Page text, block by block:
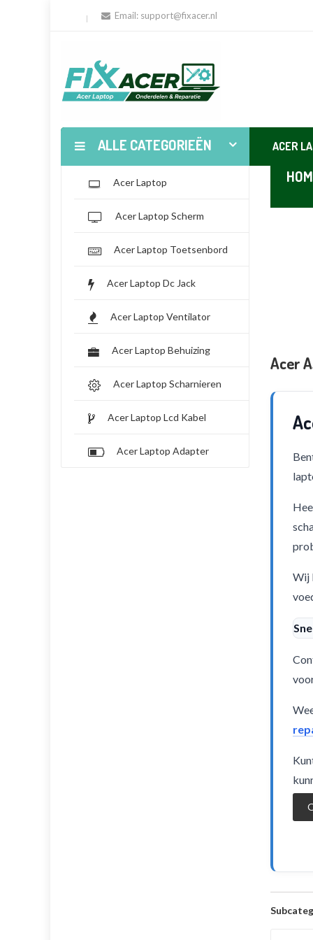
Email: support@fixacer.nl
ALLE CATEGORIEËN ACER
Acer Laptop
Acer Laptop Scherm
Acer Laptop Toetsenbord
Acer Laptop Dc Jack
Acer Laptop Ventilator
Acer Laptop Behuizing
Acer Laptop Scharnieren
Acer Laptop Lcd Kabel
Acer Laptop Adapter
Acer
Wij